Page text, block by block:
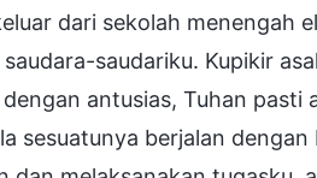
dari sekolah menengah
saudariku. Kupikir
antusias, Tuhan pasti
sesuatunya berjalan